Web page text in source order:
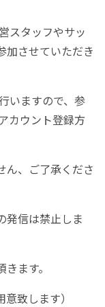
スタッフやサッ
加させていただき
いますので、参
カウント登録方
ん、ご了承くださ
発信は禁止しま
ます。
致します）